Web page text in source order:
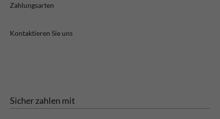
Zahlungsarten
Kontaktieren Sie uns
Sicher zahlen mit